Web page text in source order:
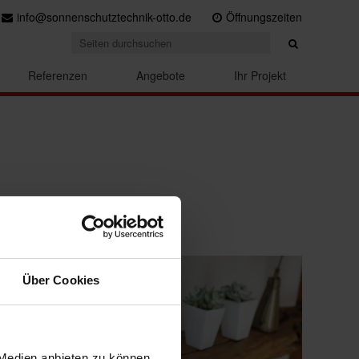
Über Cookies
info@sonnenschutztechnik-otto.de Öffnungszeiten
Referenzen Angebote Ihr Projekt